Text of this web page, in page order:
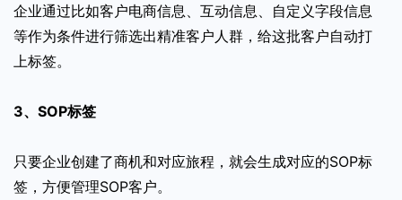
企业通过比如客户电商信息、互动信息、自定义字段信息
等作为条件进行筛选出精准客户人群，给这批客户自动打
上标签。
3、SOP标签
只要企业创建了商机和对应旅程，就会生成对应的SOP标
签，方便管理SOP客户。